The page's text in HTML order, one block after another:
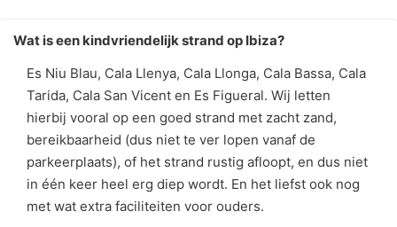
Wat is een kindvriendelijk strand op Ibiza?
Es Niu Blau, Cala Llenya, Cala Llonga, Cala Bassa, Cala
Tarida, Cala San Vicent en Es Figueral. Wij letten
hierbij vooral op een goed strand met zacht zand,
bereikbaarheid (dus niet te ver lopen vanaf de
parkeerplaats), of het strand rustig afloopt, en dus niet
in één keer heel erg diep wordt. En het liefst ook nog
met wat extra faciliteiten voor ouders.